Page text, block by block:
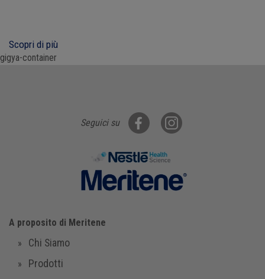
Scopri di più
gigya-container
A proposito di Meritene
Chi Siamo
Prodotti
Seguici su